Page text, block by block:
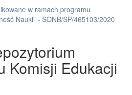
w ramach programu
Nauki" - SONB/SP/465103/2020
Komisji Edukacji